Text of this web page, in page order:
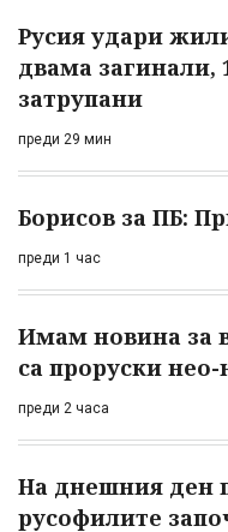
Русия удари
двама загинали,
затрупани
преди 29 мин
Борисов за ПБ:
преди 1 час
Имам новина за
са проруски
преди 2 часа
На днешния ден
русофилите